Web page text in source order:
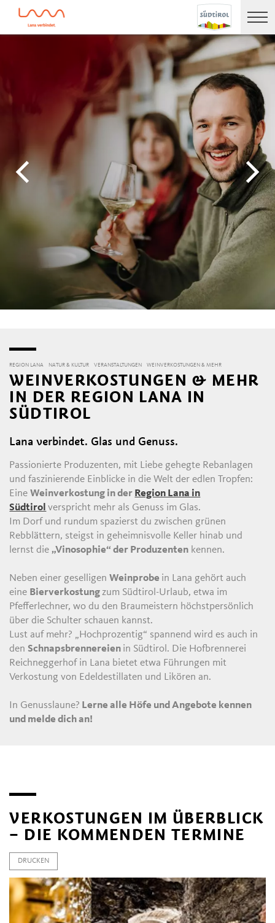
REGION LANA NATUR & KULTUR VERANSTALTUNGEN WEINVERKOSTUNGEN & MEHR
WEINVERKOSTUNGEN & MEHR
IN DER REGION LANA IN
SÜDTIROL
Lana verbindet. Glas und Genuss.
Passionierte Produzenten, mit Liebe gehegte Rebanlagen
und faszinierende Einblicke in die Welt der edlen Tropfen:
EineWeinverkostung in der Region Lana in
Südtirol verspricht mehr als Genuss im Glas.
Im Dorf und rundum spazierst du zwischen grünen
Rebblättern, steigst in geheimnisvolle Keller hinab und
lernst die„Vinosophie“ der Produzenten kennen.
Neben einer geselligenWeinprobe in Lana gehört auch
eine Bierverkostungzum Südtirol-Urlaub, etwa im
Pfefferlechner, wo du den Braumeistern höchstpersönlich
über die Schulter schauen kannst.
Lust auf mehr? „Hochprozentig“ spannend wird es auch in
denSchnapsbrennereien in Südtirol. Die Hofbrennerei
Reichneggerhof in Lana bietet etwa Führungen mit
Verkostung von Edeldestillaten und Likören an.
In Genusslaune? Lerne alle Höfe und Angebote kennen
und melde dich an!
VERKOSTUNGEN IM ÜBERBLICK
– DIE KOMMENDEN TERMINE
DRUCKEN